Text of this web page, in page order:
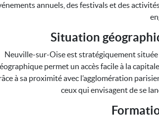
annuels, des festivals et des
Situation
Neuville-sur-Oise est stratégiquement
permet un accès facile à la
à sa proximité avec l’agglomération
ceux qui envisagent de se